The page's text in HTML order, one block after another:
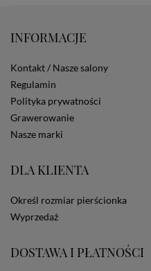
Informacja o
nie podasz danych, nie
Na stronie Sklepu są
Stosowane są one w
wygody wszystkich
anonimowych danych dla
portale społecznościowe,
ze Sklepu bez zmiany
użytkownika. Jeżeli
INFORMACJE
Kontakt / Nasze salony
Regulamin
Polityka prywatności
Grawerowanie
Nasze marki
DLA KLIENTA
Określ rozmiar pierścionka
Wyprzedaż
DOSTAWA I PŁATNOŚCI